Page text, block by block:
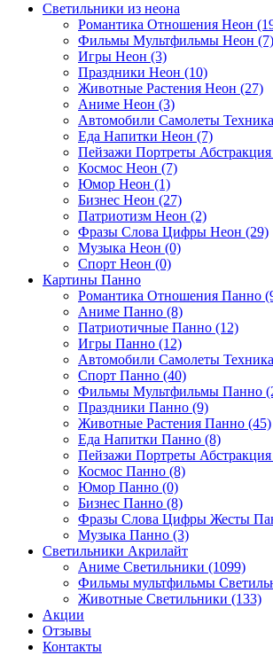
Светильники из неона
Романтика Отношения Неон
Фильмы Мультфильмы Неон (7)
Игры Неон (3)
Праздники Неон (10)
Животные Растения Неон (27)
Аниме Неон (3)
Автомобили Самолеты
Еда Напитки Неон (7)
Пейзажи Портреты
Космос Неон (7)
Юмор Неон (1)
Бизнес Неон (27)
Патриотизм Неон (2)
Фразы Слова Цифры Неон (29)
Музыка Неон (0)
Спорт Неон (0)
Картины Панно
Романтика Отношения Панно
Аниме Панно (8)
Патриотичные Панно (12)
Игры Панно (12)
Автомобили Самолеты
Спорт Панно (40)
Фильмы Мультфильмы Панно
Праздники Панно (9)
Животные Растения Панно (45)
Еда Напитки Панно (8)
Пейзажи Портреты
Космос Панно (8)
Юмор Панно (0)
Бизнес Панно (8)
Фразы Слова Цифры Жесты
Музыка Панно (3)
Светильники Акрилайт
Аниме Светильники (1099)
Фильмы мультфильмы
Животные Светильники (133)
Акции
Отзывы
Контакты